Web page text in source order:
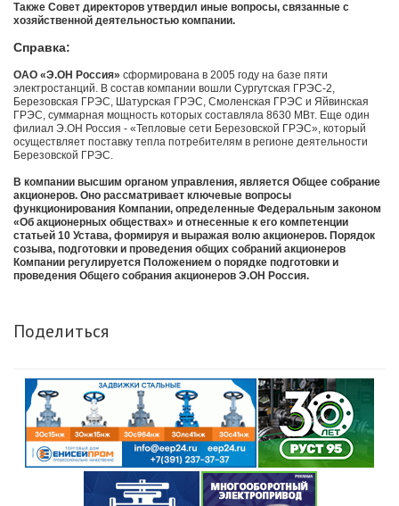
Также Совет директоров утвердил иные вопросы, связанные с
хозяйственной деятельностью компании.
Справка:
ОАО «Э.OН Россия» сформирована в 2005 году на базе пяти
электростанций. В состав компании вошли Сургутская ГРЭС-2,
Березовская ГРЭС, Шатурская ГРЭС, Смоленская ГРЭС и Яйвинская
ГРЭС, суммарная мощность которых составляла 8630 МВт. Еще один
филиал Э.OН Россия - «Тепловые сети Березовской ГРЭС», который
осуществляет поставку тепла потребителям в регионе деятельности
Березовской ГРЭС.
В компании высшим органом управления, является Общее собрание
акционеров. Оно рассматривает ключевые вопросы
функционирования Компании, определенные Федеральным законом
«Об акционерных обществах» и отнесенные к его компетенции
статьей 10 Устава, формируя и выражая волю акционеров. Порядок
созыва, подготовки и проведения общих собраний акционеров
Компании регулируется Положением о порядке подготовки и
проведения Общего собрания акционеров Э.ОН Россия.
Поделиться